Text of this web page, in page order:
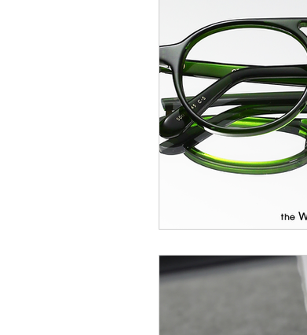
YUICHI TOYAMA
H-FUSION JULIUS
EYEVAN OG X
EFFECTOR